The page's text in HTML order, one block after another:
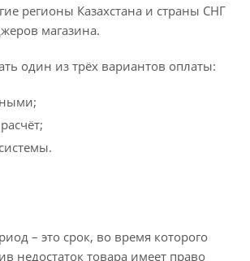
регионы Казахстана и страны СНГ
магазина.
один из трёх вариантов оплаты:
– это срок, во время которого
недостаток товара имеет право